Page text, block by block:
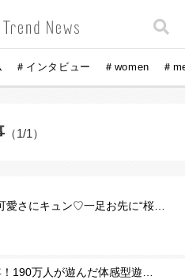
＃インタビュー ＃women ＃
（1/1）
愛さにキュン♡一足お先に“桜…
190万人が遊んだ体感型遊…